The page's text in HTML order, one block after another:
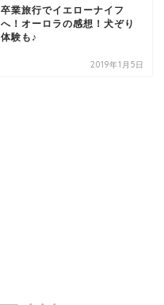
卒業旅行でイエローナイフ
へ！オーロラの感想！犬ぞり
体験も♪
2019年1月5日